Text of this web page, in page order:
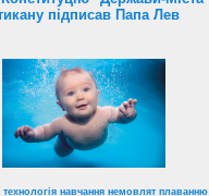
підписав Папа Лев
технологія навчання немовлят плаванню